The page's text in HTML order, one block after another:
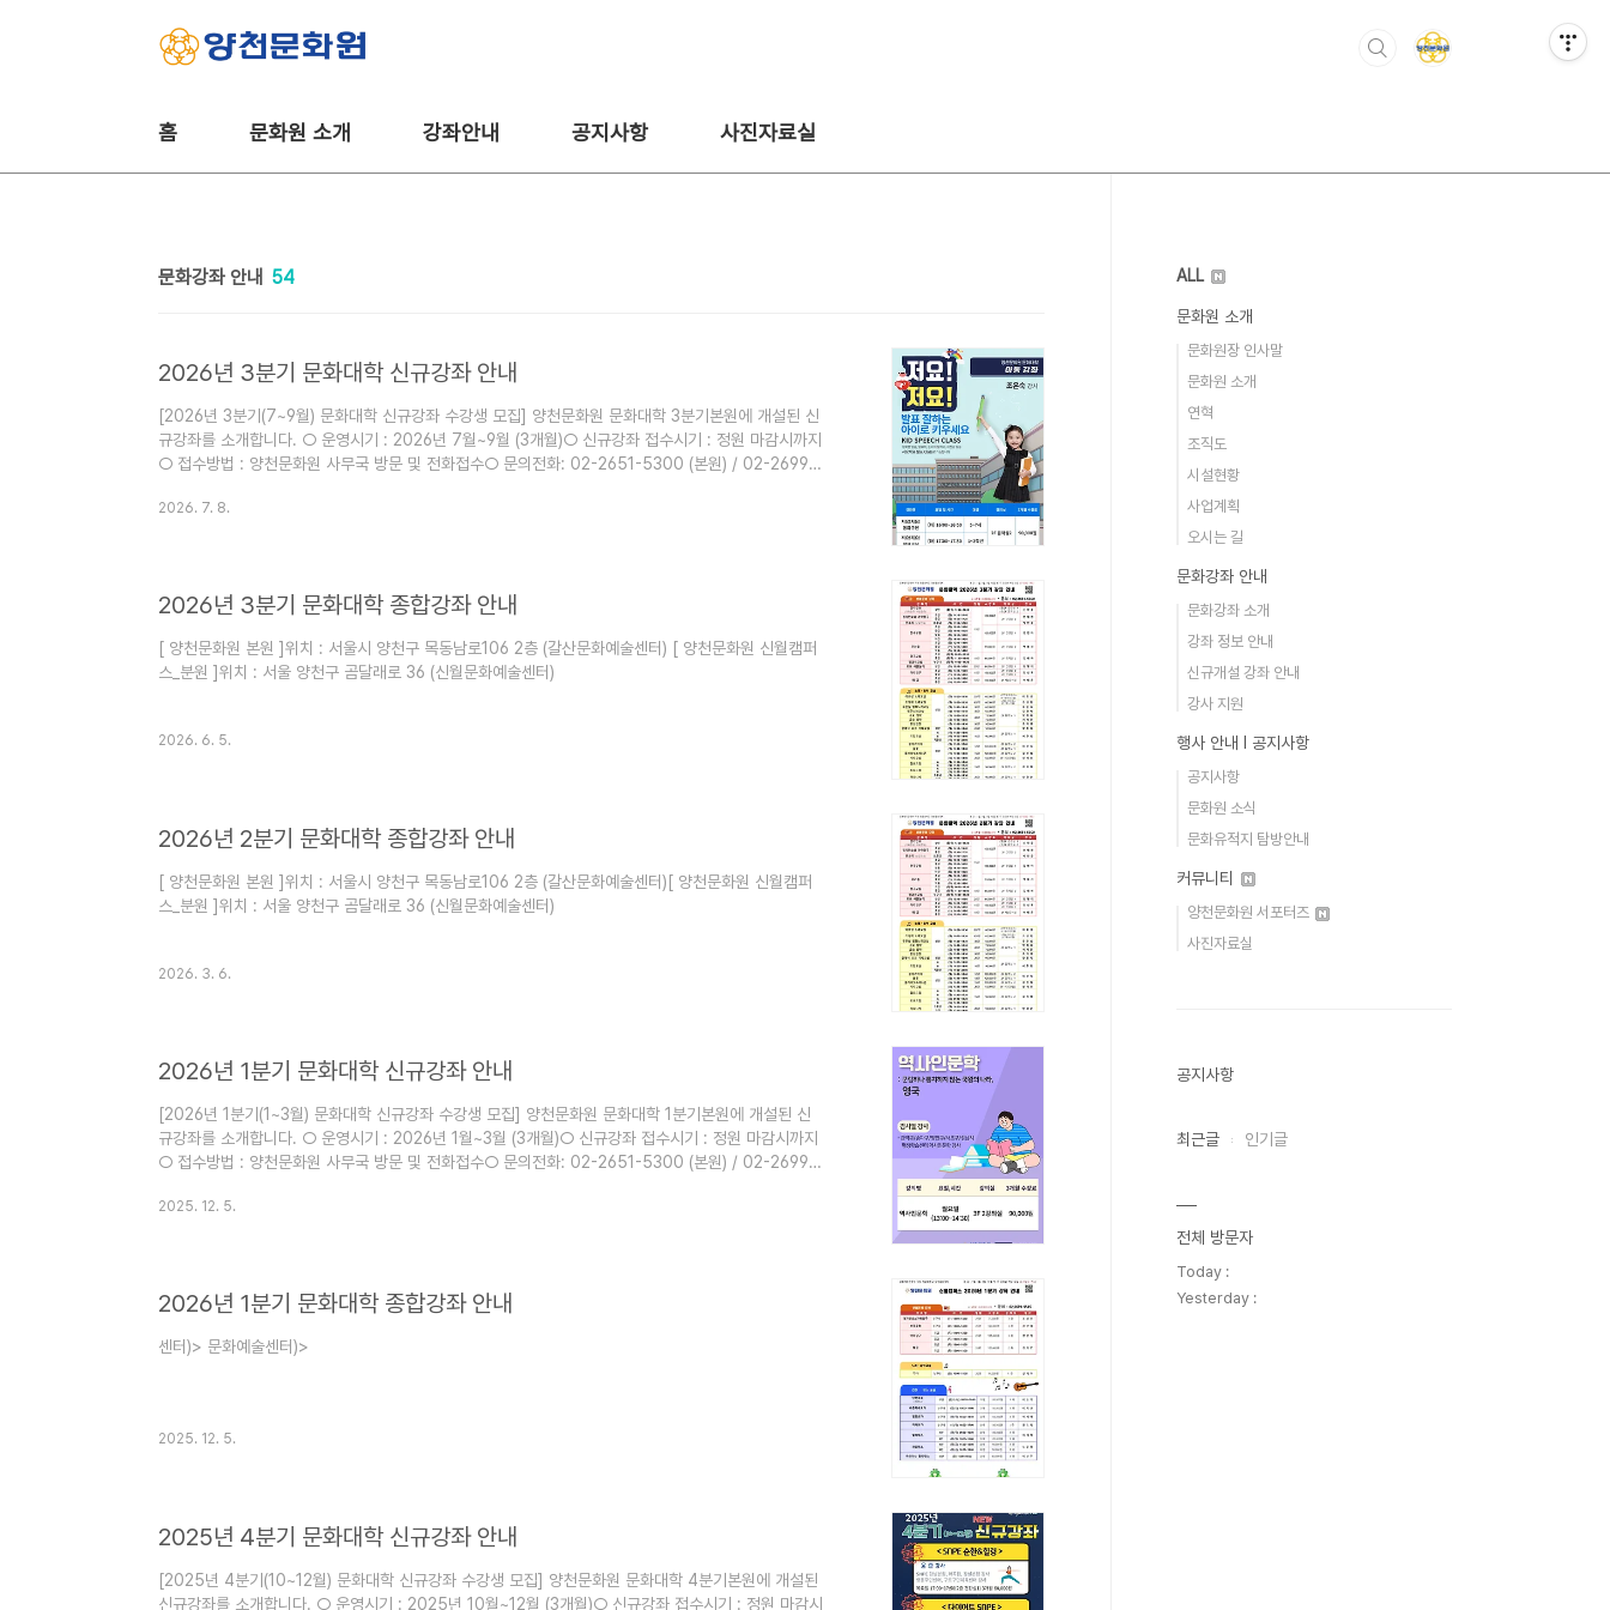
홈 문화원 소개 강좌안내 공지사항 사진자료실
문화강좌 안내 54
2026년 3분기 문화대학 신규강좌 안내
[2026년 3분기(7~9월) 문화대학 신규강좌 수강생 모집] 양천문화원 문화대학 3분기본원에 개설된 신
규강좌를 소개합니다. ○ 운영시기 : 2026년 7월~9월 (3개월)○ 신규강좌 접수시기 : 정원 마감시까지
○ 접수방법 : 양천문화원 사무국 방문 및 전화접수○ 문의전화: 02-2651-5300 (본원) / 02-2699-
2026. 7. 8.
2026년 3분기 문화대학 종합강좌 안내
[ 양천문화원 본원 ]위치 : 서울시 양천구 목동남로106 2층 (갈산문화예술센터) [ 양천문화원 신월캠퍼
스_분원 ]위치 : 서울 양천구 곰달래로 36 (신월문화예술센터)
2026. 6. 5.
2026년 2분기 문화대학 종합강좌 안내
[ 양천문화원 본원 ]위치 : 서울시 양천구 목동남로106 2층 (갈산문화예술센터)[ 양천문화원 신월캠퍼
스_분원 ]위치 : 서울 양천구 곰달래로 36 (신월문화예술센터)
2026. 3. 6.
2026년 1분기 문화대학 신규강좌 안내
[2026년 1분기(1~3월) 문화대학 신규강좌 수강생 모집] 양천문화원 문화대학 1분기본원에 개설된 신
규강좌를 소개합니다. ○ 운영시기 : 2026년 1월~3월 (3개월)○ 신규강좌 접수시기 : 정원 마감시까지
○ 접수방법 : 양천문화원 사무국 방문 및 전화접수○ 문의전화: 02-2651-5300 (본원) / 02-2699-
2025. 12. 5.
2026년 1분기 문화대학 종합강좌 안내
센터)> 문화예술센터)>
2025. 12. 5.
2025년 4분기 문화대학 신규강좌 안내
[2025년 4분기(10~12월) 문화대학 신규강좌 수강생 모집] 양천문화원 문화대학 4분기본원에 개설된
신규강좌를 소개합니다. ○ 운영시기 : 2025년 10월~12월 (3개월)○ 신규강좌 접수시기 : 정원 마감시
ALL
문화원 소개
문화원장 인사말
문화원 소개
연혁
조직도
시설현황
사업계획
오시는 길
문화강좌 안내
문화강좌 소개
강좌 정보 안내
신규개설 강좌 안내
강사 지원
행사 안내 Ι 공지사항
공지사항
문화원 소식
문화유적지 탐방안내
커뮤니티
양천문화원 서포터즈
사진자료실
공지사항
최근글 인기글
전체 방문자
Today :
Yesterday :